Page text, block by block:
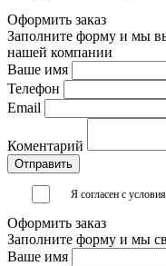
Оформить заказ
Заполните форму и мы
нашей компании
Ваше имя
Телефон
Email
Коментарий
Я согласен с
Оформить заказ
Заполните форму и мы
Ваше имя